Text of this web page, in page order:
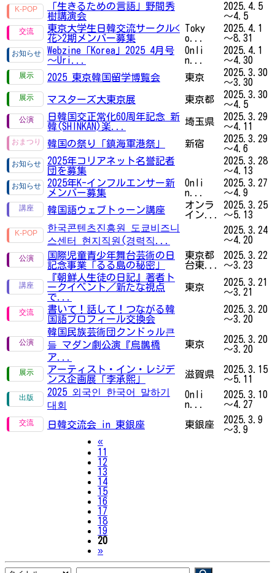
「生きるための言語」野間秀
樹講演会
2025.4.5
～4.5
東京大学生日韓交流サークル<
花>2期メンバー募集
Toky
o...
2025.4.1
～8.31
Webzine「Korea」2025 4月号
～Uri...
Onli
n...
2025.4.1
～4.30
2025 東京韓国留学博覧会
東京
2025.3.30
～3.30
マスターズ大東京展
東京都
2025.3.30
～4.5
日韓国交正常化60周年記念 新
韓(SHINKAN)楽...
埼玉県
2025.3.29
～4.11
韓国の祭り「鎮海軍港祭」
新宿
2025.3.29
～4.6
2025年コリアネット名誉記者
団を募集
2025.3.28
～4.13
2025年K-インフルエンサー新
メンバー募集
Onli
n...
2025.3.27
～4.9
韓国語ウェブトゥーン講座
オンラ
イン...
2025.3.25
～5.13
한국콘텐츠진흥원 도쿄비즈니
스센터 현지직원(경력직...
2025.3.24
～4.20
国際児童青少年舞台芸術の日
記念事業「るる島の秘密」
東京都
台東...
2025.3.22
～3.23
『朝鮮人生徒の日記』著者ト
ークイベント／新たな視点
で...
東京
2025.3.21
～3.21
書いて！話して！つながる韓
国語プロフィール交換会
2025.3.20
～3.20
韓国民族芸術団クンドゥル큰
들 マダン劇公演『烏鵲橋
ア...
東京
2025.3.20
～3.20
アーティスト・イン・レジデ
ンス企画展「李承熙」
滋賀県
2025.3.15
～5.11
2025 외국인 한국어 말하기
대회
Onli
n...
2025.3.10
～4.27
日韓交流会 in 東銀座 東銀座
2025.3.9
～3.9
«Previous
11
12
13
14
15
16
17
18
19
20
»Next